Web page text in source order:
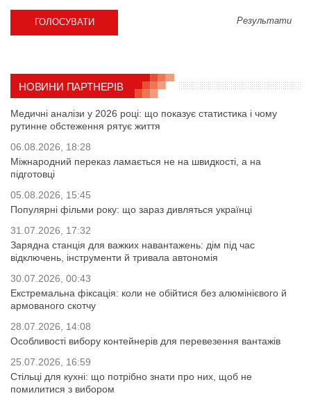
Результати
НОВИНИ ПАРТНЕРІВ
Медичні аналізи у 2026 році: що показує статистика і чому
рутинне обстеження рятує життя
06.08.2026, 18:28
Міжнародний переказ ламається не на швидкості, а на
підготовці
05.08.2026, 15:45
Популярні фільми року: що зараз дивляться українці
31.07.2026, 17:32
Зарядна станція для важких навантажень: дім під час
відключень, інструменти й тривала автономія
30.07.2026, 00:43
Екстремальна фіксація: коли не обійтися без алюмінієвого й
армованого скотчу
28.07.2026, 14:08
Особливості вибору контейнерів для перевезення вантажів
25.07.2026, 16:59
Стільці для кухні: що потрібно знати про них, щоб не
помилитися з вибором